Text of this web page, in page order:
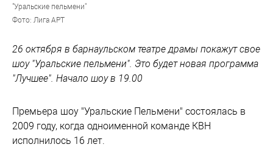
"Уральские пельмени"
Фото: Лига АРТ
26 октября в барнаульском театре драмы покажут свое
шоу "Уральские пельмени". Это будет новая программа
"Лучшее". Начало шоу в 19.00
Премьера шоу "Уральские Пельмени" состоялась в
2009 году, когда одноименной команде КВН
исполнилось 16 лет.